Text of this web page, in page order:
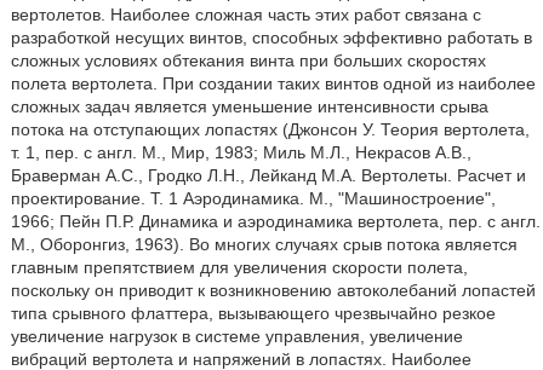
вертолетов. Наиболее сложная часть этих работ связана с
разработкой несущих винтов, способных эффективно работать в
сложных условиях обтекания винта при больших скоростях
полета вертолета. При создании таких винтов одной из наиболее
сложных задач является уменьшение интенсивности срыва
потока на отступающих лопастях (Джонсон У. Теория вертолета,
т. 1, пер. с англ. М., Мир, 1983; Миль М.Л., Некрасов А.В.,
Браверман А.С., Гродко Л.Н., Лейканд М.А. Вертолеты. Расчет и
проектирование. Т. 1 Аэродинамика. М., "Машиностроение",
1966; Пейн П.Р. Динамика и аэродинамика вертолета, пер. с англ.
М., Оборонгиз, 1963). Во многих случаях срыв потока является
главным препятствием для увеличения скорости полета,
поскольку он приводит к возникновению автоколебаний лопастей
типа срывного флаттера, вызывающего чрезвычайно резкое
увеличение нагрузок в системе управления, увеличение
вибраций вертолета и напряжений в лопастях. Наиболее